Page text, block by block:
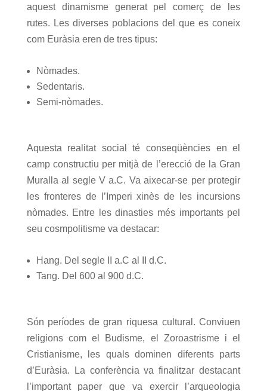
aquest dinamisme generat pel comerç de les
rutes. Les diverses poblacions del que es coneix
com Euràsia eren de tres tipus:
Nòmades.
Sedentaris.
Semi-nòmades.
Aquesta realitat social té conseqüències en el
camp constructiu per mitjà de l’erecció de la Gran
Muralla al segle V a.C. Va aixecar-se per protegir
les fronteres de l’Imperi xinès de les incursions
nòmades. Entre les dinasties més importants pel
seu cosmpolitisme va destacar:
Hang. Del segle II a.C al II d.C.
Tang. Del 600 al 900 d.C.
Són períodes de gran riquesa cultural. Conviuen
religions com el Budisme, el Zoroastrisme i el
Cristianisme, les quals dominen diferents parts
d’Euràsia. La conferència va finalitzar destacant
l’important paper que va exercir l’arqueologia